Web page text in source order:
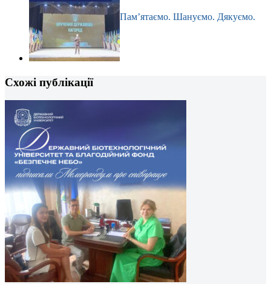
Пам’ятаємо. Шануємо. Дякуємо.
Схожі публікації